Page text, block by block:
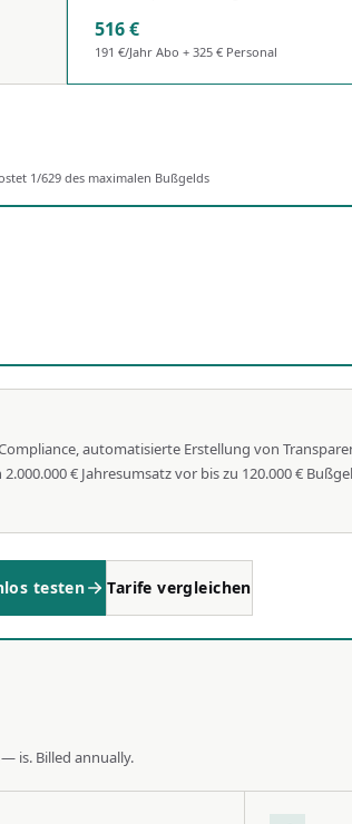
516 €
191 €/Jahr Abo + 325 € Personal
1/629 des maximalen Bußgelds
automatisierte Erstellung von
€ Jahresumsatz vor bis zu 120.000 €
testen Tarife vergleichen
is. Billed annually.